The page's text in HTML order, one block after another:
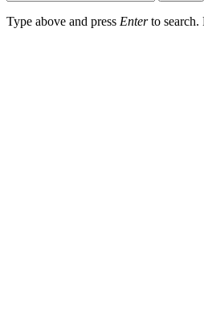
Type above and press Enterto search.